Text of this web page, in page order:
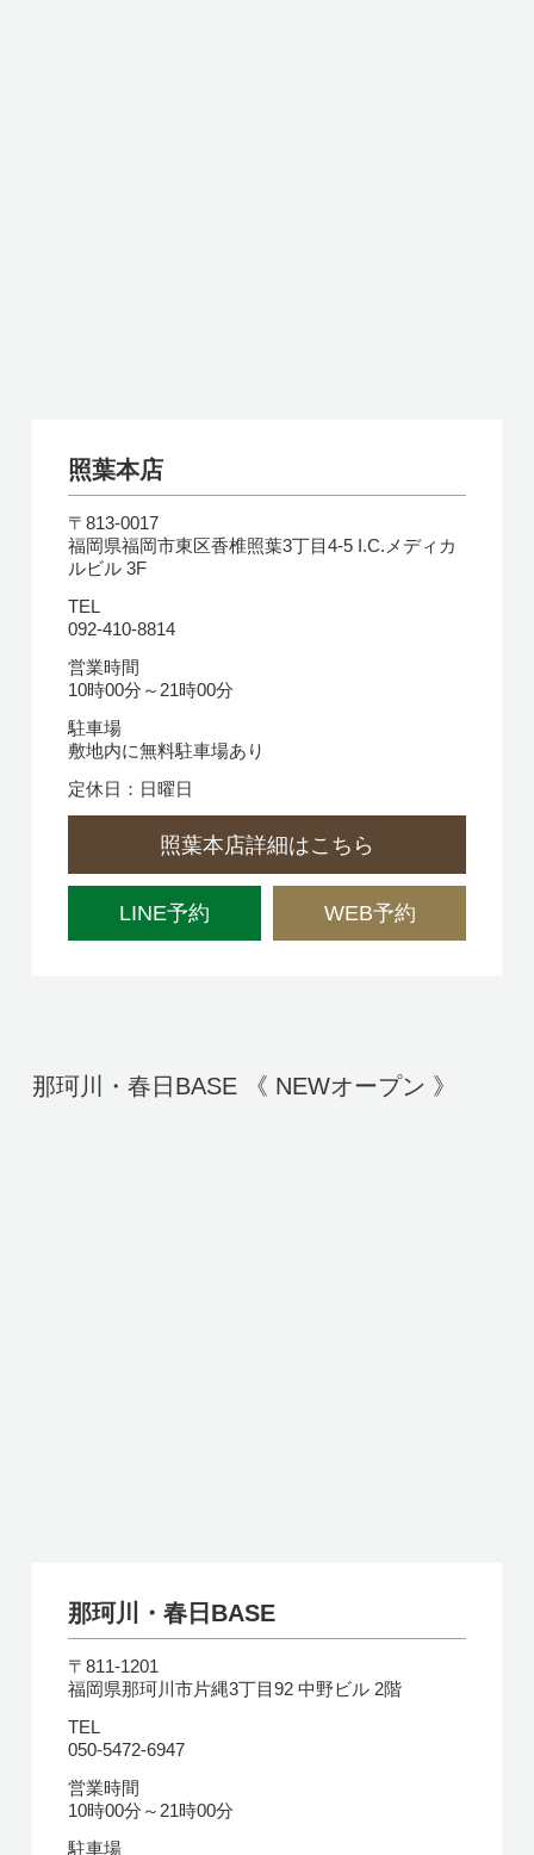
照葉本店
〒813-0017
福岡県福岡市東区香椎照葉3丁目4-5 I.C.メディカ
ルビル 3F
TEL
092-410-8814
営業時間
10時00分～21時00分
駐車場
敷地内に無料駐車場あり
定休日：日曜日
照葉本店詳細はこちら
LINE予約 WEB予約
那珂川・春日BASE 《 NEWオープン 》
那珂川・春日BASE
〒811-1201
福岡県那珂川市片縄3丁目92 中野ビル 2階
TEL
050-5472-6947
営業時間
10時00分～21時00分
駐車場